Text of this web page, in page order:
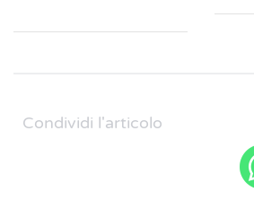
Condividi l'articolo